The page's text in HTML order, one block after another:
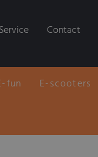
Service Contact
fun E-scooters